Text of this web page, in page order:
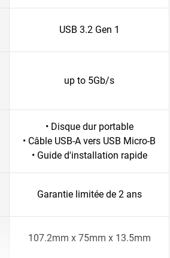
USB 3.2 Gen 1
up to 5Gb/s
• Disque dur portable
• Câble USB-A vers USB Micro-B
• Guide d'installation rapide
Garantie limitée de 2 ans
107.2mm x 75mm x 13.5mm